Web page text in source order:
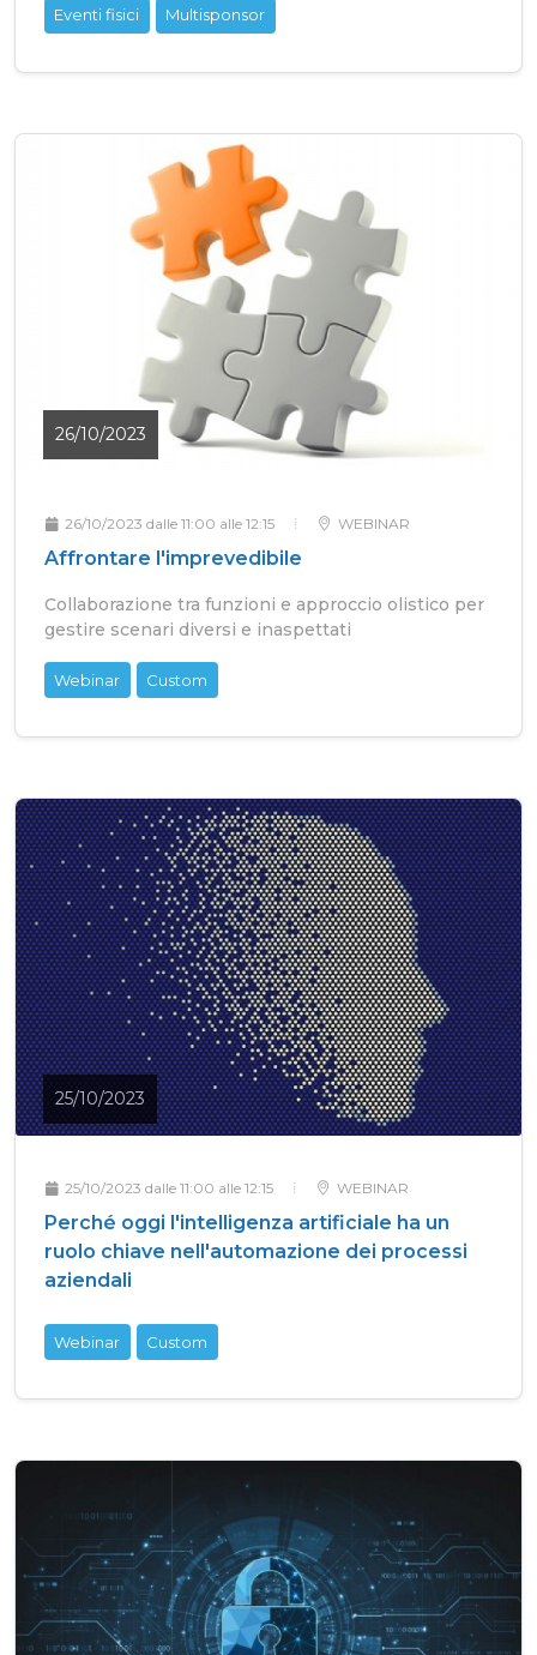
Eventi fisici Multisponsor
26/10/2023
26/10/2023 dalle 11:00 alle 12:15 WEBINAR
Affrontare l'imprevedibile
Collaborazione tra funzioni e approccio olistico per
gestire scenari diversi e inaspettati
Webinar Custom
25/10/2023
25/10/2023 dalle 11:00 alle 12:15 WEBINAR
Perché oggi l'intelligenza artificiale ha un
ruolo chiave nell'automazione dei processi
aziendali
Webinar Custom